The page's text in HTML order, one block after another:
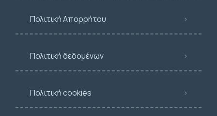
Πολιτική Απορρήτου
Πολιτική δεδομένων
Πολιτική cookies